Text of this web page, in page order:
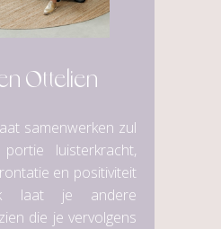
Ottelien
samenwerken zul
luisterkracht,
en positiviteit
laat je andere
die je vervolgens